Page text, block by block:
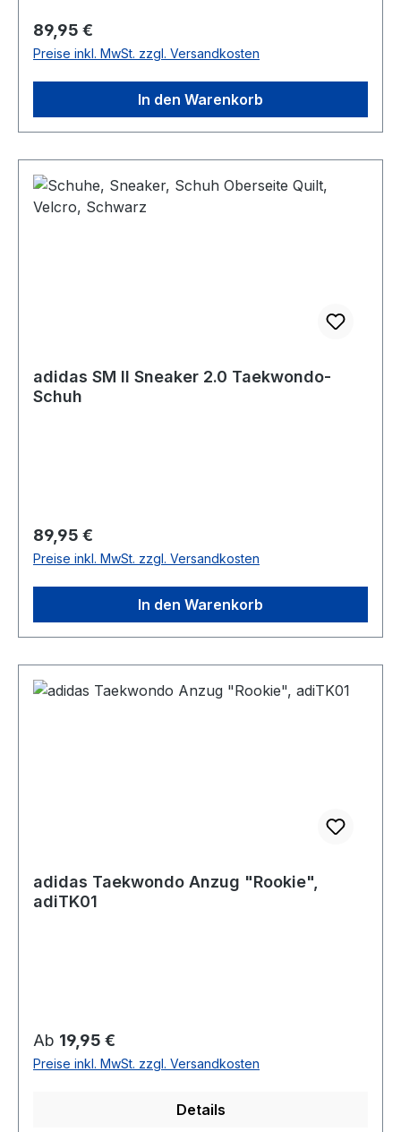
Regulärer Preis:
89,95 €
Preise inkl. MwSt. zzgl. Versandkosten
In den Warenkorb
adidas SM II Sneaker 2.0 Taekwondo-
Schuh
Regulärer Preis:
89,95 €
Preise inkl. MwSt. zzgl. Versandkosten
In den Warenkorb
adidas Taekwondo Anzug "Rookie",
adiTK01
Regulärer Preis:
Ab 19,95 €
Preise inkl. MwSt. zzgl. Versandkosten
Details